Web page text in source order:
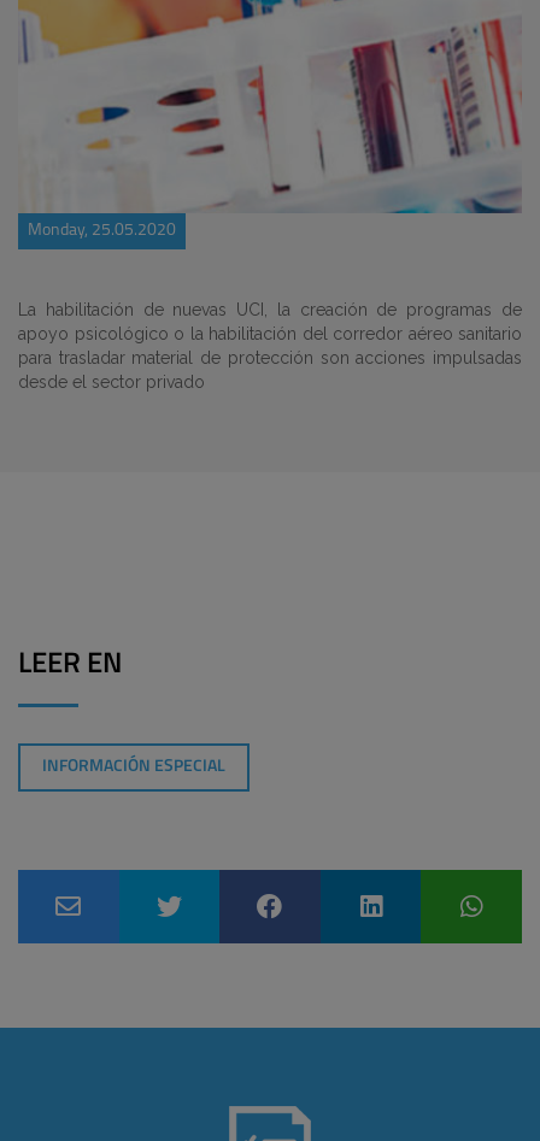
Monday, 25.05.2020
La habilitación de nuevas UCI, la creación de programas de
apoyo psicológico o la habilitación del corredor aéreo sanitario
para trasladar material de protección son acciones impulsadas
desde el sector privado
LEER EN
INFORMACIÓN ESPECIAL